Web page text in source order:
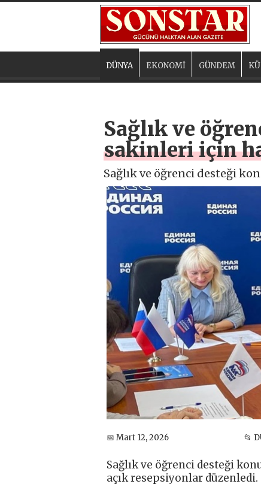
DÜNYA EKONOMİ GÜNDEM
Sağlık ve
sakinleri için
Sağlık ve öğrenci desteği
📅 Mart 12, 2026 📂
Sağlık ve öğrenci desteği
açık resepsiyonlar düzenledi.